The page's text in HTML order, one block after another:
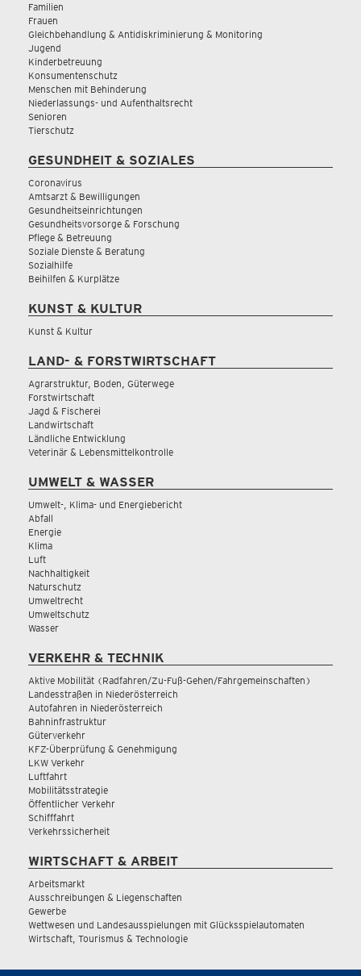
Familien
Frauen
Gleichbehandlung & Antidiskriminierung & Monitoring
Jugend
Kinderbetreuung
Konsumentenschutz
Menschen mit Behinderung
Niederlassungs- und Aufenthaltsrecht
Senioren
Tierschutz
GESUNDHEIT & SOZIALES
Coronavirus
Amtsarzt & Bewilligungen
Gesundheitseinrichtungen
Gesundheitsvorsorge & Forschung
Pflege & Betreuung
Soziale Dienste & Beratung
Sozialhilfe
Beihilfen & Kurplätze
KUNST & KULTUR
Kunst & Kultur
LAND- & FORSTWIRTSCHAFT
Agrarstruktur, Boden, Güterwege
Forstwirtschaft
Jagd & Fischerei
Landwirtschaft
Ländliche Entwicklung
Veterinär & Lebensmittelkontrolle
UMWELT & WASSER
Umwelt-, Klima- und Energiebericht
Abfall
Energie
Klima
Luft
Nachhaltigkeit
Naturschutz
Umweltrecht
Umweltschutz
Wasser
VERKEHR & TECHNIK
Aktive Mobilität (Radfahren/Zu-Fuß-Gehen/Fahrgemeinschaften)
Landesstraßen in Niederösterreich
Autofahren in Niederösterreich
Bahninfrastruktur
Güterverkehr
KFZ-Überprüfung & Genehmigung
LKW Verkehr
Luftfahrt
Mobilitätsstrategie
Öffentlicher Verkehr
Schifffahrt
Verkehrssicherheit
WIRTSCHAFT & ARBEIT
Arbeitsmarkt
Ausschreibungen & Liegenschaften
Gewerbe
Wettwesen und Landesausspielungen mit Glücksspielautomaten
Wirtschaft, Tourismus & Technologie